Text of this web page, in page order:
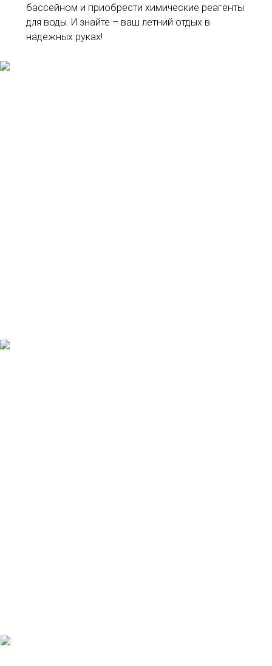
бассейном и приобрести химические реагенты
для воды. И знайте – ваш летний отдых в
надежных руках!